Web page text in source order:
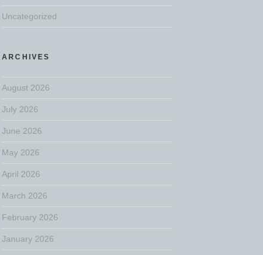
Uncategorized
ARCHIVES
August 2026
July 2026
June 2026
May 2026
April 2026
March 2026
February 2026
January 2026